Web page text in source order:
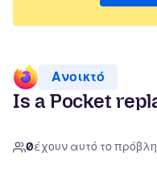
Ανοικτό
Is a Pocket
0έχουν αυτό το